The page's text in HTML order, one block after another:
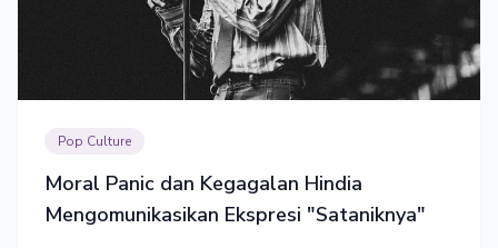
Pop Culture
Moral Panic dan Kegagalan Hindia
Mengomunikasikan Ekspresi "Sataniknya"